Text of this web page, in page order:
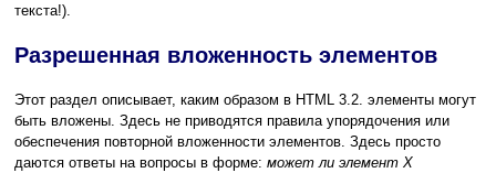
текста!).
Разрешенная вложенность элементов
Этот раздел описывает, каким образом в HTML 3.2. элементы могут
быть вложены. Здесь не приводятся правила упорядочения или
обеспечения повторной вложенности элементов. Здесь просто
даются ответы на вопросы в форме: может ли элемент X